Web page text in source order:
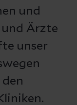
und
Ärzte
unser